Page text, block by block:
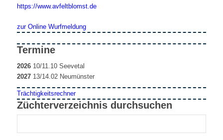
https://www.avfeltblomst.de
zur Online Wurfmeldung
Termine
202610/11.10 Seevetal
202713/14.02 Neumünster
Trächtigkeitsrechner
Züchterverzeichnis durchsuchen